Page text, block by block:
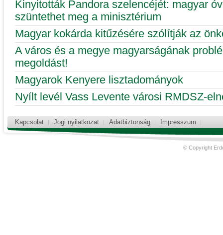
Kinyitották Pandora szelencéjét: magyar
szüntethet meg a minisztérium
Magyar kokárda kitűzésére szólítják az
A város és a megye magyarságának
megoldást!
Magyarok Kenyere lisztadományok
Nyílt levél Vass Levente városi RMDSZ-
Kapcsolat Jogi nyilatkozat Adatbiztonság Impresszum
© Copyright